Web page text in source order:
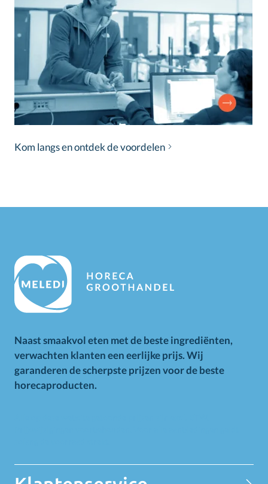
Kom langs en ontdek de voordelen
Naast smaakvol eten met de beste ingrediënten,
verwachten klanten een eerlijke prijs. Wij
garanderen de scherpste prijzen voor de beste
horecaproducten.